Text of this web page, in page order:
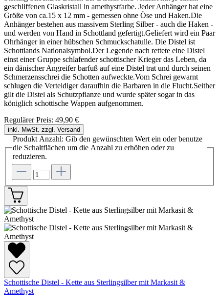
geschliffenen Glaskristall in amethystfarbe. Jeder Anhänger hat eine
Größe von ca.15 x 12 mm - gemessen ohne Öse und Haken.Die
Anhänger bestehen aus massivem Sterling Silber - auch die Haken -
und werden von Hand in Schottland gefertigt.Geliefert wird ein Paar
Ohrhänger in einer hübschen Schmuckschatulle. Die Distel ist
Schottlands Nationalsymbol.Der Legende nach rettete eine Distel
einst einer Gruppe schlafender schottischer Krieger das Leben, da
ein dänischer Angreifer barfuß auf eine Distel trat und durch seinen
Schmerzensschrei die Schotten aufweckte.Vom Schrei gewarnt
schlugen die Verteidiger daraufhin die Barbaren in die Flucht.Seither
gilt die Distel als Schutzpflanze und wurde später sogar in das
königlich schottische Wappen aufgenommen.
Regulärer Preis: 49,90 €
inkl. MwSt. zzgl. Versand
Produkt Anzahl: Gib den gewünschten Wert ein oder benutze
die Schaltflächen um die Anzahl zu erhöhen oder zu
reduzieren.
Schottische Distel - Kette aus Sterlingsilber mit Markasit &
Amethyst